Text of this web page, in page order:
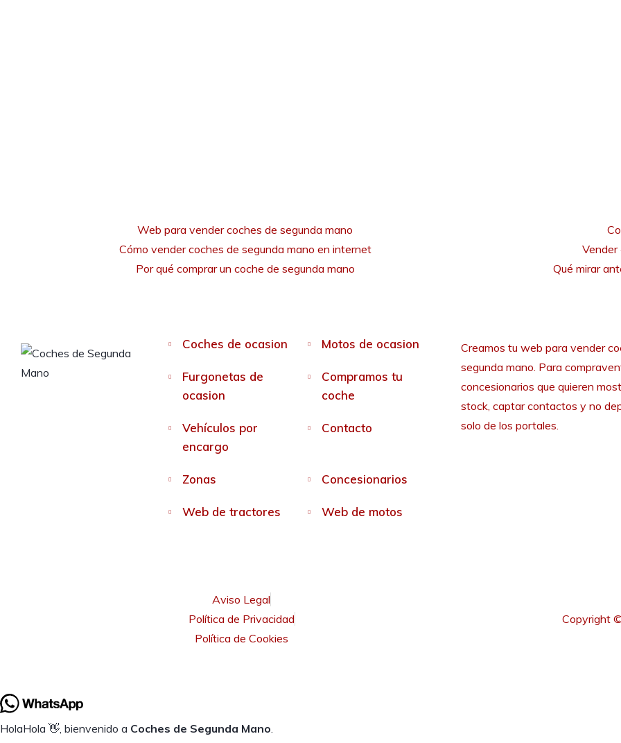
Web para vender coches de segunda mano
Cómo vender coches de segunda mano en internet
Por qué comprar un coche de segunda mano
Vender
Qué mirar
Coches de ocasion Motos de ocasion
Furgonetas de
ocasion
Compramos tu
coche
Vehículos por
encargo
Contacto
Zonas Concesionarios
Web de tractores Web de motos
Creamos tu web para vender
segunda mano. Para
concesionarios que quieren
stock, captar contactos y no
solo de los portales.
Aviso Legal
Política de Privacidad
Política de Cookies
Copyright
HolaHola 👋, bienvenido a Coches de Segunda Mano.